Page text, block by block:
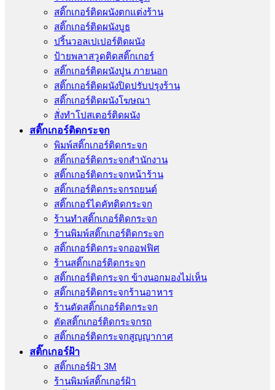
สติ๊กเกอร์ติดผนังตกแต่งร้าน
สติ๊กเกอร์ติดผนังบูธ
ปริ้นวอลเปเปอร์ติดผนัง
ป้ายพลาสวูดติดสติ๊กเกอร์
สติ๊กเกอร์ติดผนังปูน ภายนอก
สติ๊กเกอร์ติดผนังปิดปรับปรุงร้าน
สติ๊กเกอร์ติดผนังโฆษณา
สั่งทําโปสเตอร์ติดผนัง
สติ๊กเกอร์ติดกระจก
พิมพ์สติ๊กเกอร์ติดกระจก
สติ๊กเกอร์ติดกระจกสำนักงาน
สติ๊กเกอร์ติดกระจกหน้าร้าน
สติ๊กเกอร์ติดกระจกรถยนต์
สติ๊กเกอร์ไดคัทติดกระจก
ร้านทําสติ๊กเกอร์ติดกระจก
ร้านพิมพ์สติ๊กเกอร์ติดกระจก
สติ๊กเกอร์ติดกระจกออฟฟิศ
ร้านสติ๊กเกอร์ติดกระจก
สติ๊กเกอร์ติดกระจก ข้างนอกมองไม่เห็น
สติ๊กเกอร์ติดกระจกร้านอาหาร
ร้านตัดสติ๊กเกอร์ติดกระจก
ตัดสติ๊กเกอร์ติดกระจกรถ
สติ๊กเกอร์ติดกระจกสูญญากาศ
สติ๊กเกอร์ฝ้า
สติ๊กเกอร์ฝ้า 3M
ร้านพิมพ์สติ๊กเกอร์ฝ้า